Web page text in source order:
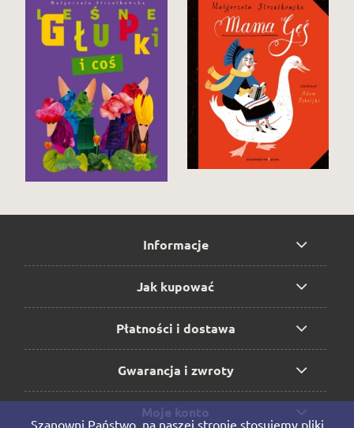
Szanowni Państwo, na naszej stronie stosujemy pliki
Informacje
Jak kupować
Płatności i dostawa
Gwarancja i zwroty
Moje konto